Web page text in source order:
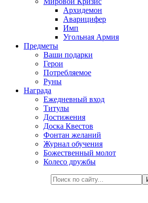
Архидемон
Аварицифер
Имп
Угольная Армия
Предметы
Ваши подарки
Герои
Потребляемое
Руны
Награда
Ежедневный вход
Титулы
Достижения
Доска Квестов
Фонтан желаний
Журнал обучения
Божественный молот
Колесо дружбы